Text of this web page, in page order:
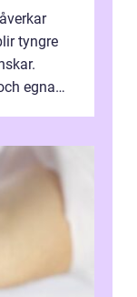
tyngre
egna